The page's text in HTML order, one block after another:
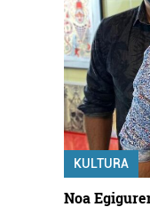
KULTURA
Noa